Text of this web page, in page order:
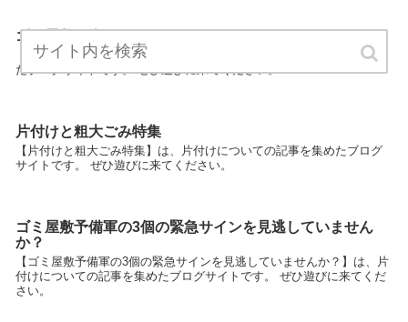
ゴミ屋敷と今日からさようなら
【ゴミ屋敷と今日からさようなら】は、片付けについての記事を集め
たブログサイトです。 ぜひ遊びに来てください。
片付けと粗大ごみ特集
【片付けと粗大ごみ特集】は、片付けについての記事を集めたブログ
サイトです。 ぜひ遊びに来てください。
ゴミ屋敷予備軍の3個の緊急サインを見逃していません
か？
【ゴミ屋敷予備軍の3個の緊急サインを見逃していませんか？】は、片
付けについての記事を集めたブログサイトです。 ぜひ遊びに来てくだ
さい。